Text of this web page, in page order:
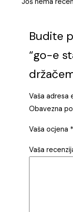
Još nema
Budite
“go-e
Vaša
Obavezna
Vaša ocjena *
Vaša